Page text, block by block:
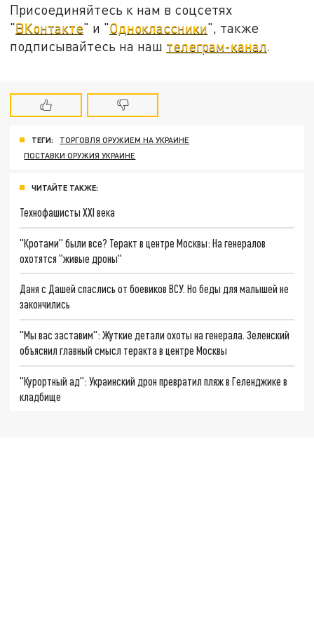
Присоединяйтесь к нам в соцсетях
"ВКонтакте" и "Одноклассники", также
подписывайтесь на наш телеграм-канал
ТЕГИ:
ТОРГОВЛЯ ОРУЖИЕМ НА УКРАИНЕ
ПОСТАВКИ ОРУЖИЯ УКРАИНЕ
ЧИТАЙТЕ ТАКЖЕ:
Технофашисты XXI века
"Кротами" были все? Теракт в центре Москвы: На генералов
охотятся "живые дроны"
Даня с Дашей спаслись от боевиков ВСУ. Но беды для малышей не
закончились
"Мы вас заставим": Жуткие детали охоты на генерала. Зеленский
объяснил главный смысл теракта в центре Москвы
"Курортный ад": Украинский дрон превратил пляж в Геленджике в
кладбище